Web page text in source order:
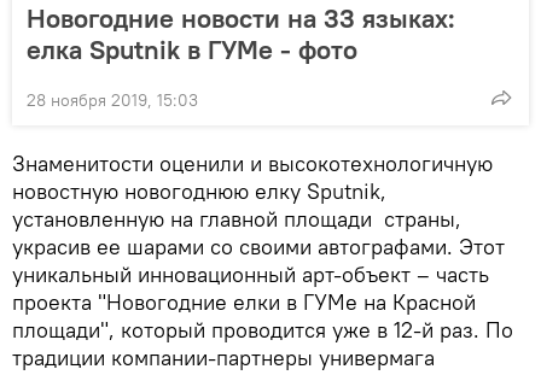
Новогодние новости на 33 языках:
елка Sputnik в ГУМе - фото
28 ноября 2019, 15:03
Знаменитости оценили и высокотехнологичную
новостную новогоднюю елку Sputnik,
установленную на главной площади страны,
украсив ее шарами со своими автографами. Этот
уникальный инновационный арт-объект – часть
проекта "Новогодние елки в ГУМе на Красной
площади", который проводится уже в 12-й раз. По
традиции компании-партнеры универмага